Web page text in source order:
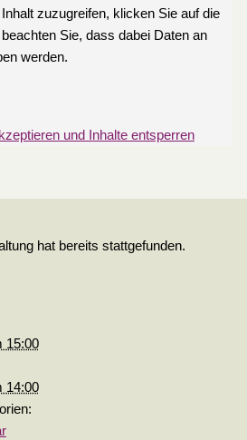
zuzugreifen, klicken Sie auf die
Sie, dass dabei Daten an
werden.
und Inhalte entsperren
hat bereits stattgefunden.
15:00
14:00